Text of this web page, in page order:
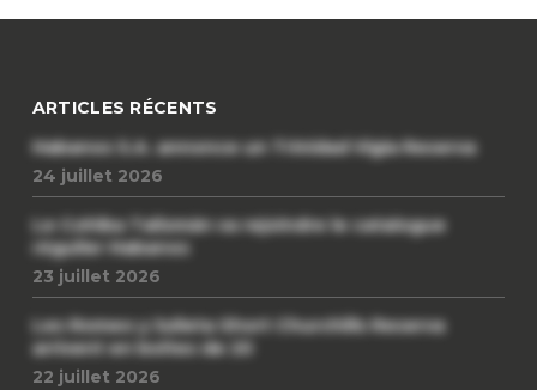
ARTICLES RÉCENTS
Habanos S.A. annonce un Trinidad Vigia Reserva
24 juillet 2026
Le Cohiba Talismán va rejoindre le catalogue
régulier Habanos
23 juillet 2026
Les Romeo y Julieta Short Churchills Reserva
arrivent en boîtes de 20
22 juillet 2026